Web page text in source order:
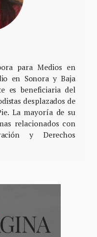
para Medios en
en Sonora y Baja
es beneficiaria del
desplazados de
La mayoría de su
relacionados con
y Derechos